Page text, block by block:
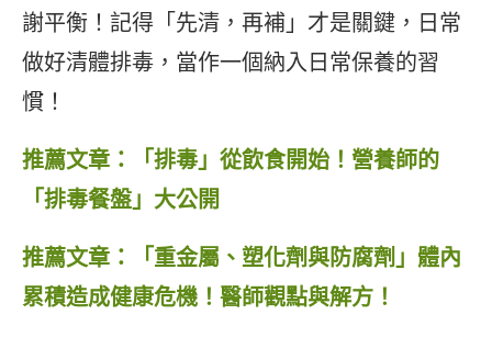
謝平衡！記得「先清，再補」才是關鍵，日常
做好清體排毒，當作一個納入日常保養的習
慣！
推薦文章：「排毒」從飲食開始！營養師的
「排毒餐盤」大公開
推薦文章：「重金屬、塑化劑與防腐劑」體內
累積造成健康危機！醫師觀點與解方！